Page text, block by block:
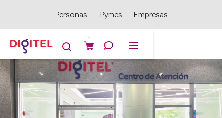
Personas Pymes Empresas
